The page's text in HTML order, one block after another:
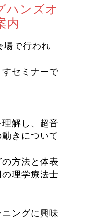
ハンズオ
内
場で行われ
セミナーで
解し、超音
きについて
方法と体表
理学療法士
ングに興味